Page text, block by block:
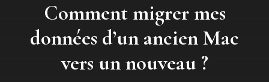
Comment migrer mes
données d’un ancien Mac
vers un nouveau ?